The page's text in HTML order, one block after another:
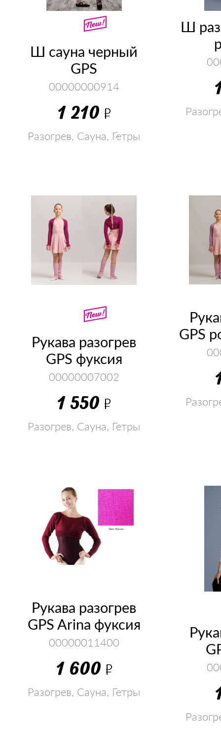
Ш сауна черный
GPS
00000000914
1 210 Р
Разогрев, Сауна, Гетры
Ш
Рукава разогрев
GPS фуксия
00000007002
1 550 Р
Разогрев, Сауна, Гетры
GPS
Рукава разогрев
GPS Arina фуксия
00000011400
1 600 Р
Разогрев, Сауна, Гетры